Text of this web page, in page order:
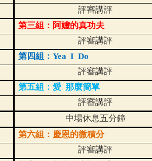
評審講評
第三組：阿嬤的真功夫
評審講評
第四組：Yea I Do
評審講評
第五組：愛 那麼簡單
評審講評
中場休息五分鐘
第六組：慶恩的微積分
評審講評